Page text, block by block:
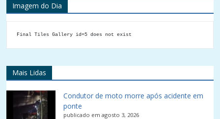
Imagem do Dia
Final Tiles Gallery id=5 does not exist
Mais Lidas
Condutor de moto morre após acidente em
ponte
publicado em agosto 3, 2026